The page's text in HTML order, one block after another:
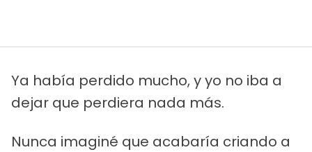
Ya había perdido mucho, y yo no iba a
dejar que perdiera nada más.
Nunca imaginé que acabaría criando a